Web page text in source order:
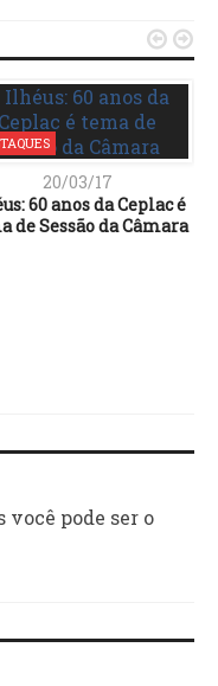
20/03/17
60 anos da Ceplac é
de Sessão da Câmara
 
você pode ser o